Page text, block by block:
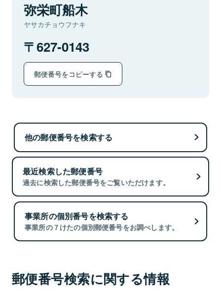
弥栄町船木
ヤサカチョウフナキ
627-0143
郵便番号をコピーする
他の郵便番号を検索する
最近検索した郵便番号
過去に検索した郵便番号をご覧いただけます。
事業所の個別番号を検索する
事業所の７けたの個別郵便番号をお調べします。
郵便番号検索に関する情報